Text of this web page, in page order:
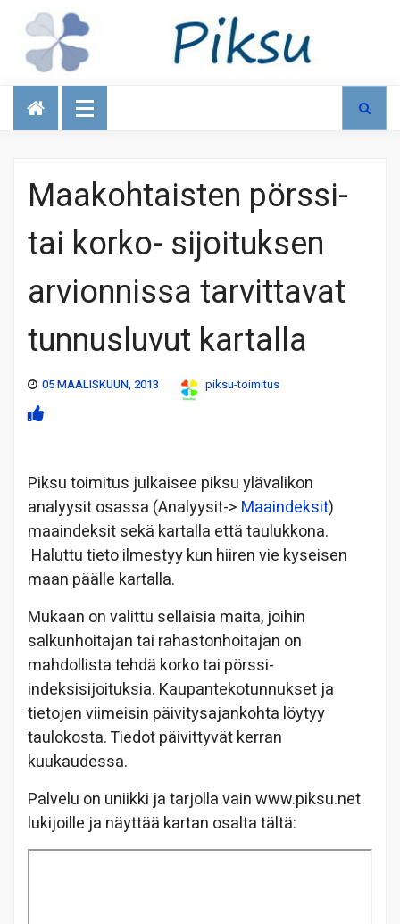
Talous
Maakohtaisten pörssi-
tai korko- sijoituksen
arvionnissa tarvittavat
tunnusluvut kartalla
05 MAALISKUUN, 2013 piksu-toimitus
Piksu toimitus julkaisee piksu ylävalikon
analyysit osassa (Analyysit-> Maaindeksit)
maaindeksit sekä kartalla että taulukkona.
Haluttu tieto ilmestyy kun hiiren vie kyseisen
maan päälle kartalla.
Mukaan on valittu sellaisia maita, joihin
salkunhoitajan tai rahastonhoitajan on
mahdollista tehdä korko tai pörssi-
indeksisijoituksia. Kaupantekotunnukset ja
tietojen viimeisin päivitysajankohta löytyy
taulokosta. Tiedot päivittyvät kerran
kuukaudessa.
Palvelu on uniikki ja tarjolla vain www.piksu.net
lukijoille ja näyttää kartan osalta tältä: